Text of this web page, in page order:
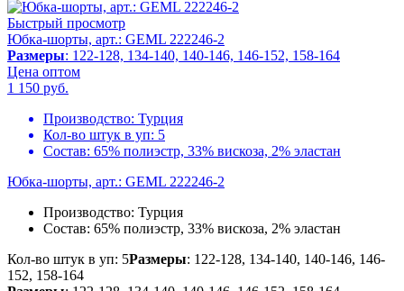
Быстрый просмотр
Юбка-шорты, арт.: GEML 222246-2
Размеры: 122-128, 134-140, 140-146, 146-152, 158-164
Цена оптом
1 150 руб.
Производство: Турция
Кол-во штук в уп: 5
Состав: 65% полиэстр, 33% вискоза, 2% эластан
Юбка-шорты, арт.: GEML 222246-2
Производство: Турция
Состав: 65% полиэстр, 33% вискоза, 2% эластан
Кол-во штук в уп: 5Размеры: 122-128, 134-140, 140-146, 146-
152, 158-164